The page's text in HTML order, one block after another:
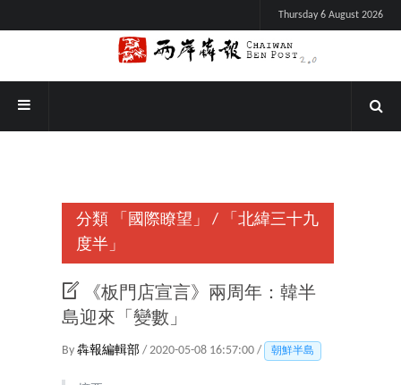
Thursday 6 August 2026
分類 「國際瞭望」 /
「北緯三十九
度半」
《板門店宣言》兩周年：韓半
島迎來「變數」
By 犇報編輯部 / 2020-05-08 16:57:00 / 朝鮮半島